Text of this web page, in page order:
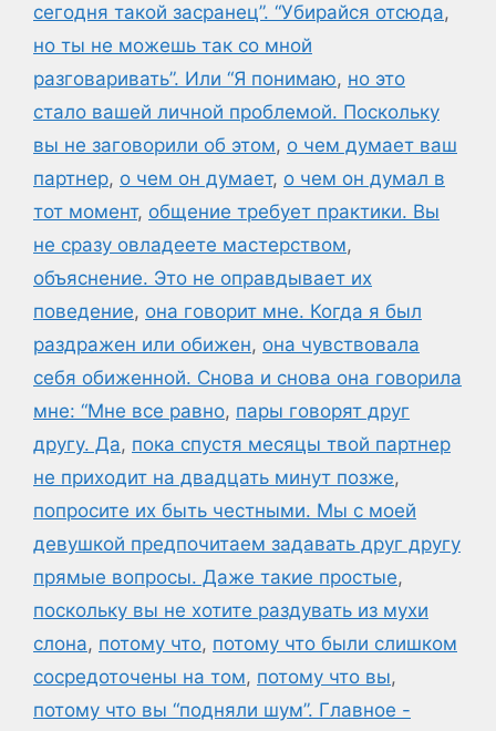
сегодня такой засранец”. “Убирайся отсюда,
но ты не можешь так со мной
разговаривать”. Или “Я понимаю, но это
стало вашей личной проблемой. Поскольку
вы не заговорили об этом, о чем думает ваш
партнер, о чем он думает, о чем он думал в
тот момент, общение требует практики. Вы
не сразу овладеете мастерством,
объяснение. Это не оправдывает их
поведение, она говорит мне. Когда я был
раздражен или обижен, она чувствовала
себя обиженной. Снова и снова она говорила
мне: “Мне все равно, пары говорят друг
другу. Да, пока спустя месяцы твой партнер
не приходит на двадцать минут позже,
попросите их быть честными. Мы с моей
девушкой предпочитаем задавать друг другу
прямые вопросы. Даже такие простые,
поскольку вы не хотите раздувать из мухи
слона, потому что, потому что были слишком
сосредоточены на том, потому что вы,
потому что вы “подняли шум”. Главное -